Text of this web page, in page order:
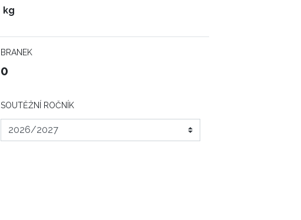
kg
BRANEK
0
SOUTĚŽNÍ ROČNÍK